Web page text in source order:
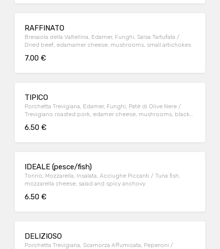
RAFFINATO
Bresaola della Valtellina, Edamer, Funghi, Salsa Tartufata /
Dried beef, edamamer cheese, mushrooms, small artichokes
7.00 €
TIPICO
Porchetta Trevigiana, Edamer, Funghi, Patè di Olive Nere /
Trevigiano roasted pork, edamer cheese, mushrooms, black
6.50 €
IDEALE (pesce/fish)
Tonno, Mozzarella, Insalata, Acciughe Piccanti / Tuna fish,
mozzarella cheese, salad and spicy anchovy
6.50 €
DELIZIOSO
Porchetta Trevigiana, Scamorza Affumicata, Peperoni /